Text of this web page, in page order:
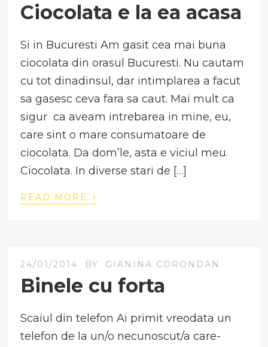
Ciocolata e la ea acasa
Si in Bucuresti Am gasit cea mai buna
ciocolata din orasul Bucuresti. Nu cautam
cu tot dinadinsul, dar intimplarea a facut
sa gasesc ceva fara sa caut. Mai mult ca
sigur ca aveam intrebarea in mine, eu,
care sint o mare consumatoare de
ciocolata. Da dom’le, asta e viciul meu.
Ciocolata. In diverse stari de […]
READ MORE ›
24/01/2014 BY GIANINA CORONDAN
Binele cu forta
Scaiul din telefon Ai primit vreodata un
telefon de la un/o necunoscut/a care-